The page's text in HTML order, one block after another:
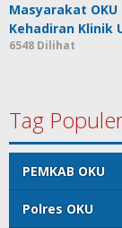
Masyarakat
Kehadiran Klinik
6548 Dilihat
Tag
PEMKAB OKU
Polres OKU